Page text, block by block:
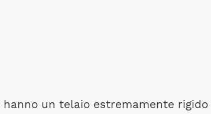
hanno un telaio estremamente